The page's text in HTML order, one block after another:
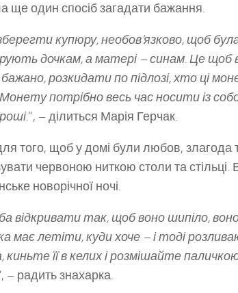
ще один спосіб загадати бажання.
купюру, необов’язково,щоб
дочкам, а матері – синам. Це щоб
розкидати по підлозі, хто ці
потрібно весь час носити із
”, – ділиться Марія Герчак.
того, щоб у домі були любов, злагода
червоною ниткою столи та стільці.
новорічної ночі.
відкривати так, щоб воно шипіло,
має летіти, куди хоче – і тоді
її в келих і розмішайте
– радить знахарка.